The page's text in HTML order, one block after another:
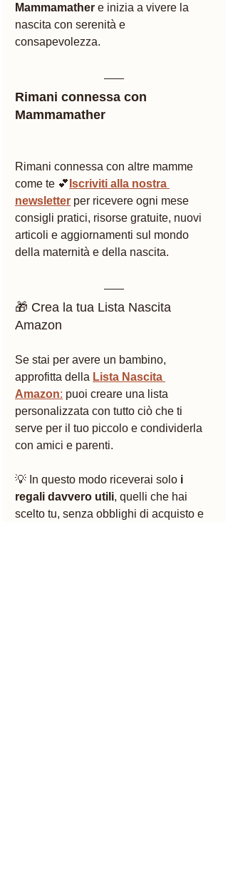
Mammamather e inizia a vivere la
nascita con serenità e
consapevolezza.
Rimani connessa con
Mammamather
Rimani connessa con altre mamme
come te 💕 Iscriviti alla nostra
newsletter per ricevere ogni mese
consigli pratici, risorse gratuite, nuovi
articoli e aggiornamenti sul mondo
della maternità e della nascita.
🎁 Crea la tua Lista Nascita
Amazon
Se stai per avere un bambino,
approfitta della Lista Nascita
Amazon: puoi creare una lista
personalizzata con tutto ciò che ti
serve per il tuo piccolo e condividerla
con amici e parenti.
💡 In questo modo riceverai solo i
regali davvero utili, quelli che hai
scelto tu, senza obblighi di acquisto e